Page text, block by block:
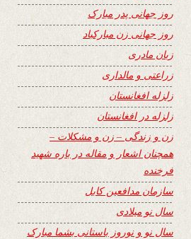
روز جهانی پدر مبارک
روز جهانی زن مبارکباد
زبان مادری
زراعتی و مالداری
زلزله افغانستان
زلزله در افغانستان
زن و زندگی – زن و مشکلات –
همچنان اشعار و مقاله در باره شهید
فرخنده
سازمان مدافعین کابل
سال نو میلادی
سال نو و نوروز باستانی بشما مبارک